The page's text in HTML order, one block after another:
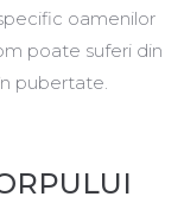
oamenilor
poate suferi din
pubertate.